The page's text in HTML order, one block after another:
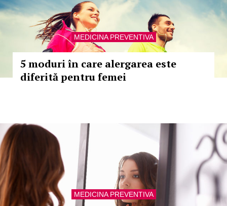
MEDICINA PREVENTIVA
5 moduri în care alergarea este
diferită pentru femei
MEDICINA PREVENTIVA